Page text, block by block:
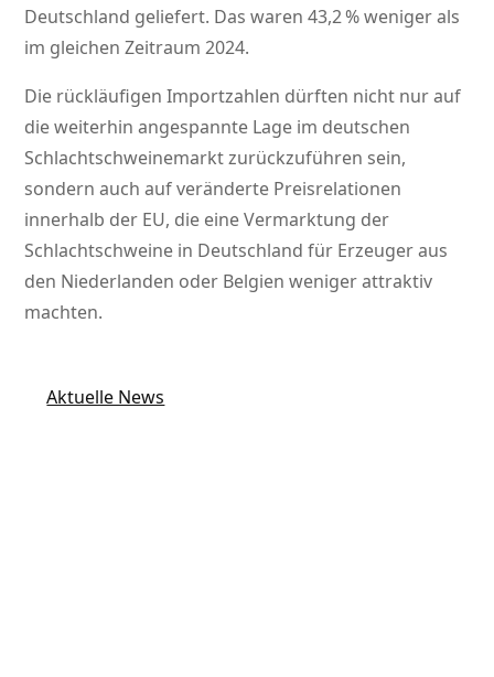
Deutschland geliefert. Das waren 43,2 % weniger als
im gleichen Zeitraum 2024.
Die rückläufigen Importzahlen dürften nicht nur auf
die weiterhin angespannte Lage im deutschen
Schlachtschweinemarkt zurückzuführen sein,
sondern auch auf veränderte Preisrelationen
innerhalb der EU, die eine Vermarktung der
Schlachtschweine in Deutschland für Erzeuger aus
den Niederlanden oder Belgien weniger attraktiv
machten.
Aktuelle News